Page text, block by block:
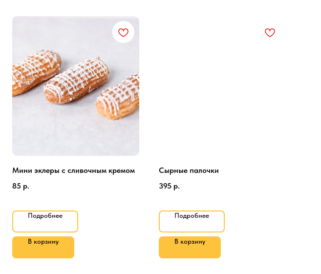
Мини эклеры с сливочным кремом
85 р.
Подробнее
В корзину
Сырные палочки
395 р.
Подробнее
В корзину